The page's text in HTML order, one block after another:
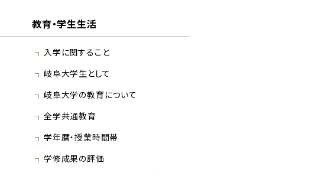
教育・学生生活
入学に関すること
岐阜大学生として
岐阜大学の教育について
全学共通教育
学年暦・授業時間帯
学修成果の評価